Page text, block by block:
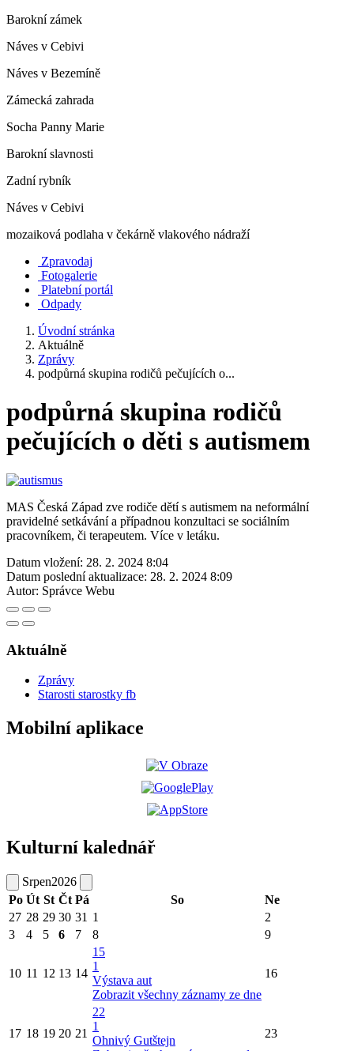
Barokní zámek
Náves v Cebivi
Náves v Bezemíně
Zámecká zahrada
Socha Panny Marie
Barokní slavnosti
Zadní rybník
Náves v Cebivi
mozaiková podlaha v čekárně vlakového nádraží
Zpravodaj
Fotogalerie
Platební portál
Odpady
Úvodní stránka
Aktuálně
Zprávy
podpůrná skupina rodičů pečujících o...
podpůrná skupina rodičů
pečujících o děti s autismem
MAS Česká Západ zve rodiče dětí s autismem na neformální
pravidelné setkávání a případnou konzultaci se sociálním
pracovníkem, či terapeutem. Více v letáku.
Datum vložení: 28. 2. 2024 8:04
Datum poslední aktualizace: 28. 2. 2024 8:09
Autor: Správce Webu
Aktuálně
Zprávy
Starosti starostky fb
Mobilní aplikace
Kulturní kalednář
Srpen2026
Po Út St Čt Pá So
Ne
27 28 29 30 31 1
2
3
4 5 6 7 8 9
10 11 12 13 14
15
1
Výstava aut
Zobrazit všechny záznamy ze dne
16
17 18 19 20 21
22
1
Ohnivý Gutštejn
23